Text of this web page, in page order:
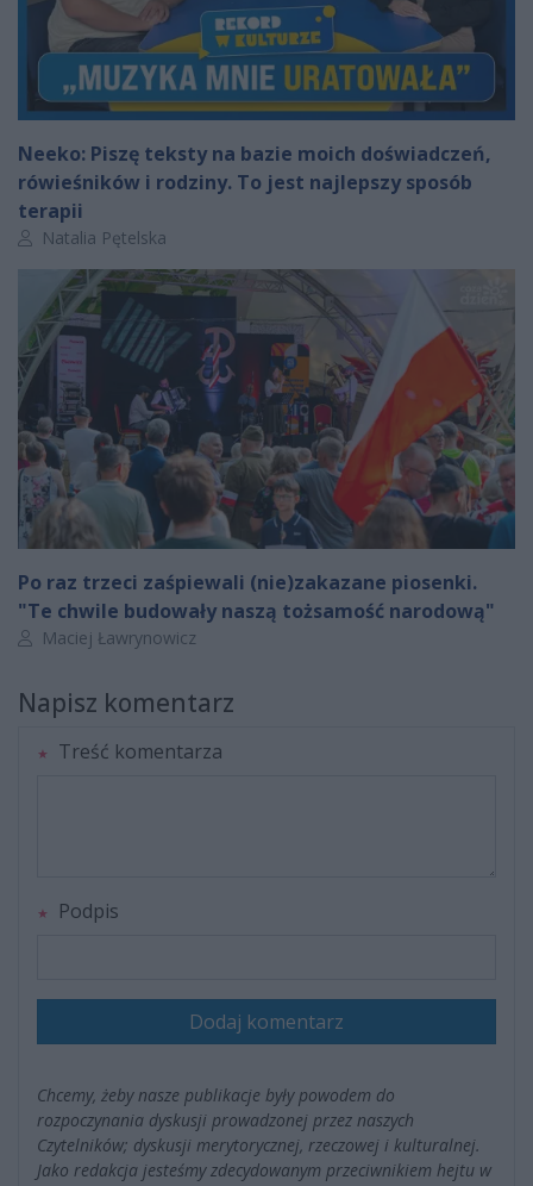
Neeko: Piszę teksty na bazie moich doświadczeń,
rówieśników i rodziny. To jest najlepszy sposób
terapii
Autor artykułu:
Natalia Pętelska
Po raz trzeci zaśpiewali (nie)zakazane piosenki.
"Te chwile budowały naszą tożsamość narodową"
Autor artykułu:
Maciej Ławrynowicz
Napisz komentarz
Treść komentarza
Podpis
Dodaj komentarz
Chcemy, żeby nasze publikacje były powodem do
rozpoczynania dyskusji prowadzonej przez naszych
Czytelników; dyskusji merytorycznej, rzeczowej i kulturalnej.
Jako redakcja jesteśmy zdecydowanym przeciwnikiem hejtu w